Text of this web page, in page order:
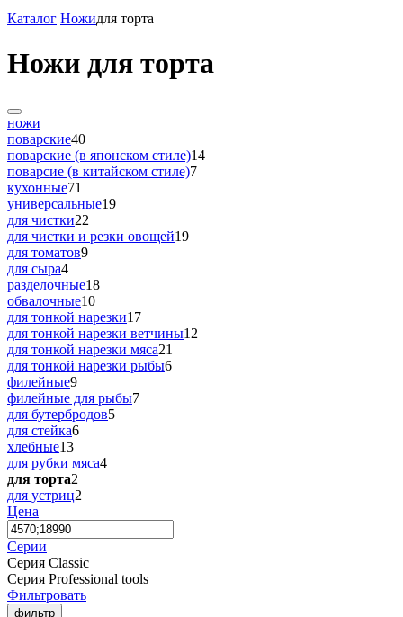
Каталог Ножидля торта
Ножи для торта
ножи
поварские40
поварские (в японском стиле)14
поварсие (в китайском стиле)7
кухонные71
универсальные19
для чистки22
для чистки и резки овощей19
для томатов9
для сыра4
разделочные18
обвалочные10
для тонкой нарезки17
для тонкой нарезки ветчины12
для тонкой нарезки мяса21
для тонкой нарезки рыбы6
филейные9
филейные для рыбы7
для бутербродов5
для стейка6
хлебные13
для рубки мяса4
для торта2
для устриц2
Цена
Серии
Серия Classic
Серия Professional tools
Фильтровать
фильтр